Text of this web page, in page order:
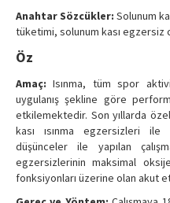
Anahtar Sözcükler: Solunum
tüketimi, solunum kası egzersiz
Öz
Amaç: Isınma, tüm spor
uygulanış şekline göre
etkilemektedir. Son yıllarda
kası ısınma egzersizleri ile
düşünceler ile yapılan
egzersizlerinin maksimal
fonksiyonları üzerine olan akut